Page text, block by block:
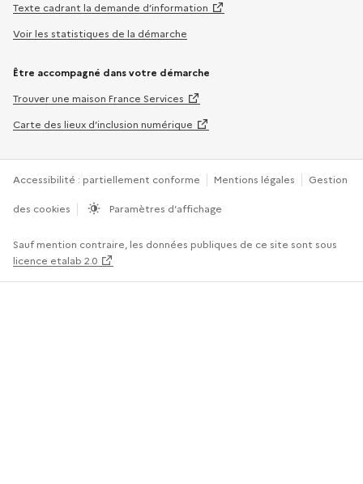
Texte cadrant la demande d’information
Voir les statistiques de la démarche
Être accompagné dans votre démarche
Trouver une maison France Services
Carte des lieux d’inclusion numérique
Accessibilité : partiellement conforme Mentions légales Gestion
des cookies Paramètres d’affichage
Sauf mention contraire, les données publiques de ce site sont sous
licence etalab 2.0